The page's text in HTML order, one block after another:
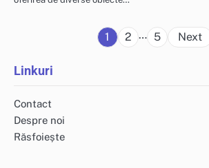
Posts
1 2 … 5 Next
Linkuri
Contact
Despre noi
Răsfoiește